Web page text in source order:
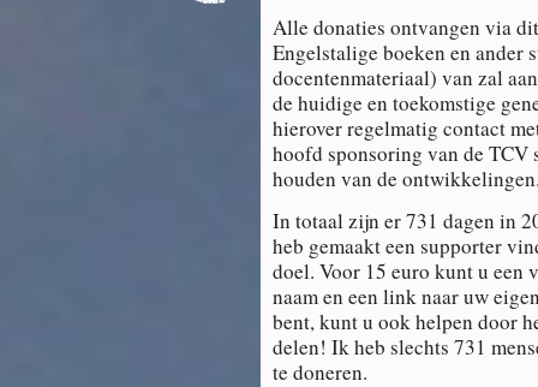
Alle donaties ontvangen via
Engelstalige boeken en ander
docentenmateriaal) van zal
de huidige en toekomstige
hierover regelmatig contact
hoofd sponsoring van de
houden van de
In totaal zijn er 731 dagen in
heb gemaakt een supporter
doel. Voor 15 euro kunt u een
naam en een link naar uw
bent, kunt u ook helpen door
delen! Ik heb slechts 731
te doneren.